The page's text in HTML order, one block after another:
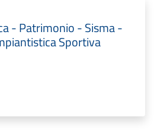
- Patrimonio - Sisma -
Sportiva